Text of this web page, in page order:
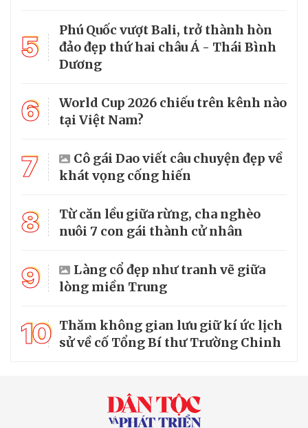
5
Phú Quốc vượt Bali, trở thành hòn
đảo đẹp thứ hai châu Á - Thái Bình
Dương
6
World Cup 2026 chiếu trên kênh nào
tại Việt Nam?
7
Cô gái Dao viết câu chuyện đẹp về
khát vọng cống hiến
8
Từ căn lều giữa rừng, cha nghèo
nuôi 7 con gái thành cử nhân
9
Làng cổ đẹp như tranh vẽ giữa
lòng miền Trung
10 Thăm không gian lưu giữ kí ức lịch
sử về cố Tổng Bí thư Trường Chinh